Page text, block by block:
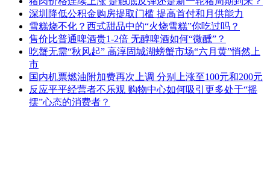
深圳降低公积金购房提取门槛 提高首付和月供能力
雪糕烧不化？西式甜品中的“火烧雪糕”你吃过吗？
售价比普通啤酒贵1-2倍 无醇啤酒如何“微醺”？
吃蟹无需“秋风起” 高淳固城湖螃蟹市场“六月黄”悄然上
市
国内机票燃油附加费再次上调 分别上涨至100元和200元
反应平平经营者不乐观 购物中心如何吸引更多处于“摇
摆”心态的消费者？